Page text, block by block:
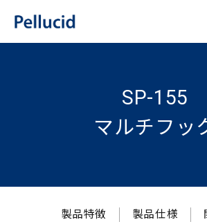
SP-155
マルチフッ
製品特徴 製品仕様